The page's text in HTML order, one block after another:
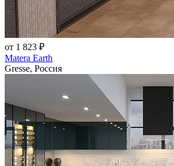
от 1 823 ₽
Matera Earth
Gresse, Россия